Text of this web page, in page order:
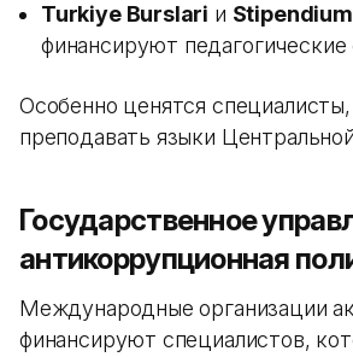
Turkiye Burslari и
финансируют педагогические
Особенно ценятся
преподавать языки
Государственное
антикоррупционная
Международные организации
финансируют специалистов,